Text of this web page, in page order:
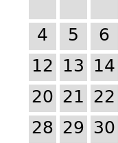
4
5 6
12 13 14
20 21 22
28 29 30